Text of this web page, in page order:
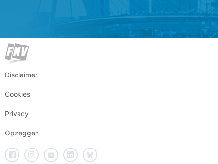
Disclaimer
Cookies
Privacy
Opzeggen